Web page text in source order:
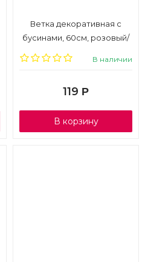
Ветка декоративная с
бусинами, 60см, розовый/
белый, 1/6
В наличии
119 Р
В корзину